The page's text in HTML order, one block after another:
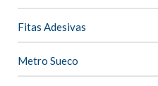
Fitas Adesivas
Metro Sueco